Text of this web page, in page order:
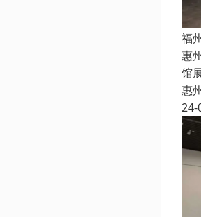
福
惠
馆
惠
24-